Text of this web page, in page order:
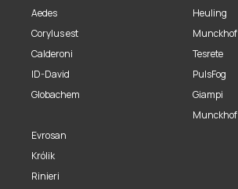
Aedes
Corylus est
Calderoni
ID-David
Globachem
Heuling
Munckhof
Tesrete
PulsFog
Giampi
Munckhof
Evrosan
Królik
Rinieri